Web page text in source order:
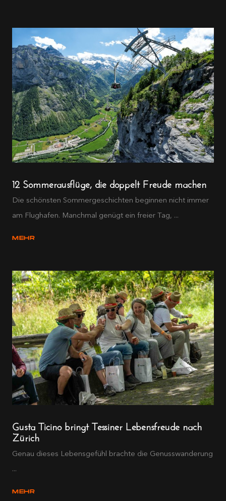
12 Sommerausflüge, die doppelt Freude machen
Die schönsten Sommergeschichten beginnen nicht immer
am Flughafen. Manchmal genügt ein freier Tag, ...
MEHR
Gusta Ticino bringt Tessiner Lebensfreude nach
Zürich
Genau dieses Lebensgefühl brachte die Genusswanderung
...
MEHR